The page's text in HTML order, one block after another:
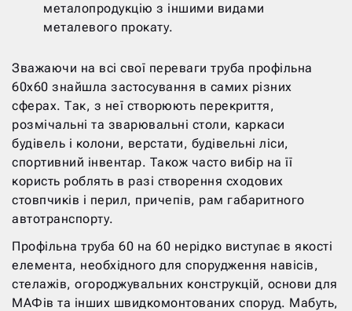
металопродукцію з іншими видами
металевого прокату.
Зважаючи на всі свої переваги труба профільна
60х60 знайшла застосування в самих різних
сферах. Так, з неї створюють перекриття,
розмічальні та зварювальні столи, каркаси
будівель і колони, верстати, будівельні ліси,
спортивний інвентар. Також часто вибір на її
користь роблять в разі створення сходових
стовпчиків і перил, причепів, рам габаритного
автотранспорту.
Профільна труба 60 на 60 нерідко виступає в якості
елемента, необхідного для спорудження навісів,
стелажів, огороджувальних конструкцій, основи для
МАФів та інших швидкомонтованих споруд. Мабуть,